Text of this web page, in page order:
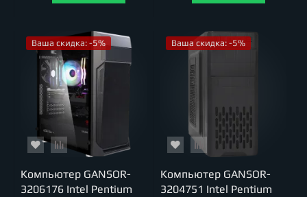
Ваша скидка: -5%
Компьютер GANSOR-
3206176 Intel Pentium
Ваша скидка: -5%
Компьютер GANSOR-
3204751 Intel Pentium